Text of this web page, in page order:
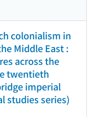
colonialism in
Middle East :
across the
twentieth
imperial
studies series)